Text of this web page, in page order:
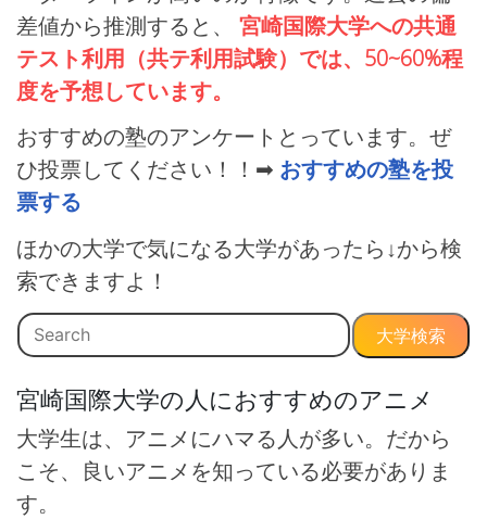
差値から推測すると、 宮崎国際大学への共通
テスト利用（共テ利用試験）では、50~60%程
度を予想しています。
おすすめの塾のアンケートとっています。ぜ
ひ投票してください！！➡ おすすめの塾を投
票する
ほかの大学で気になる大学があったら↓から検
索できますよ！
大学検索
宮崎国際大学の人におすすめのアニメ
大学生は、アニメにハマる人が多い。だから
こそ、良いアニメを知っている必要がありま
す。